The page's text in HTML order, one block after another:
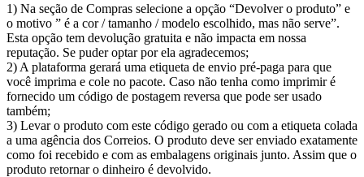
1) Na seção de Compras selecione a opção “Devolver o produto” e
o motivo ” é a cor / tamanho / modelo escolhido, mas não serve”.
Esta opção tem devolução gratuita e não impacta em nossa
reputação. Se puder optar por ela agradecemos;
2) A plataforma gerará uma etiqueta de envio pré-paga para que
você imprima e cole no pacote. Caso não tenha como imprimir é
fornecido um código de postagem reversa que pode ser usado
também;
3) Levar o produto com este código gerado ou com a etiqueta colada
a uma agência dos Correios. O produto deve ser enviado exatamente
como foi recebido e com as embalagens originais junto. Assim que o
produto retornar o dinheiro é devolvido.